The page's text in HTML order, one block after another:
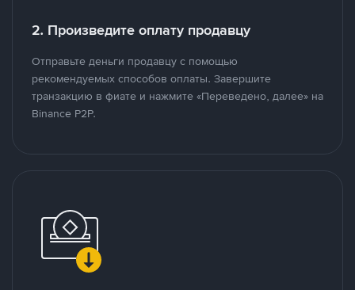
2. Произведите оплату продавцу
Отправьте деньги продавцу с помощью
рекомендуемых способов оплаты. Завершите
транзакцию в фиате и нажмите «Переведено, далее» на
Binance P2P.